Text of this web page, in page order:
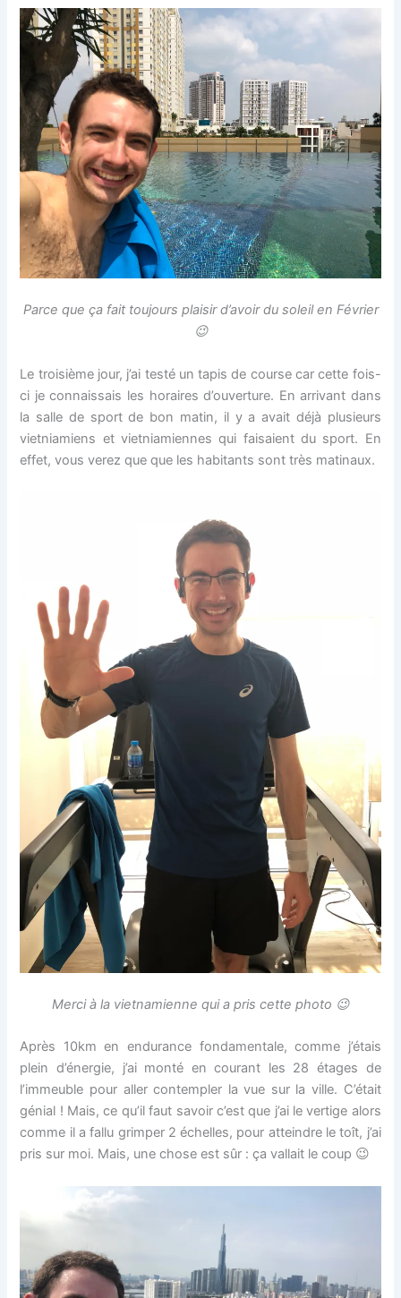
Parce que ça fait toujours plaisir d’avoir du soleil en Février
😉
Le troisième jour, j’ai testé un tapis de course car cette fois-
ci je connaissais les horaires d’ouverture. En arrivant dans
la salle de sport de bon matin, il y a avait déjà plusieurs
vietniamiens et vietniamiennes qui faisaient du sport. En
effet, vous verez que que les habitants sont très matinaux.
Merci à la vietnamienne qui a pris cette photo 😉
Après 10km en endurance fondamentale, comme j’étais
plein d’énergie, j’ai monté en courant les 28 étages de
l’immeuble pour aller contempler la vue sur la ville. C’était
génial ! Mais, ce qu’il faut savoir c’est que j’ai le vertige alors
comme il a fallu grimper 2 échelles, pour atteindre le toît, j’ai
pris sur moi. Mais, une chose est sûr : ça vallait le coup 😉